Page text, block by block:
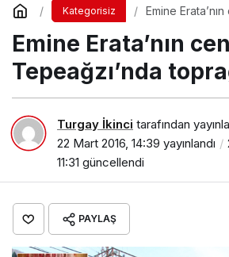
Kategorisiz
Emine
Emine Erata’nın
Tepeağzı’nda
Turgay İkinci tarafından
22 Mart 2016, 14:39 yayınlandı
11:31 güncellendi
PAYLAŞ